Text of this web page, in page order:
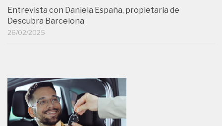
Entrevista con Daniela España, propietaria de
Descubra Barcelona
26/02/2025